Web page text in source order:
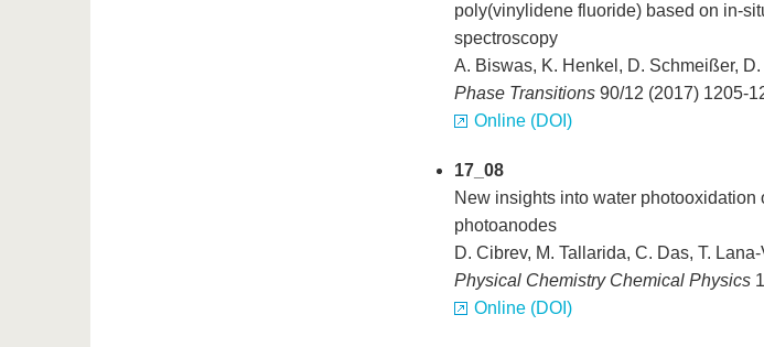
poly(vinylidene fluoride) based on in-
spectroscopy
A. Biswas, K. Henkel, D. Schmeißer, D.
Phase Transitions 90/12 (2017) 1205-
Online (DOI)
17_08
New insights into water
photoanodes
D. Cibrev, M. Tallarida, C. Das, T.
Physical Chemistry Chemical Physics
Online (DOI)